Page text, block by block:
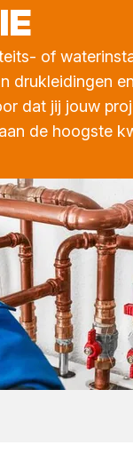
of
drukleidingen
dat jij jouw
de hoogste